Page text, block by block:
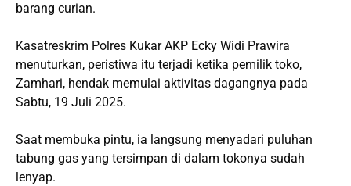
barang curian.
Kasatreskrim Polres Kukar AKP Ecky Widi Prawira
menuturkan, peristiwa itu terjadi ketika pemilik toko,
Zamhari, hendak memulai aktivitas dagangnya pada
Sabtu, 19 Juli 2025.
Saat membuka pintu, ia langsung menyadari puluhan
tabung gas yang tersimpan di dalam tokonya sudah
lenyap.